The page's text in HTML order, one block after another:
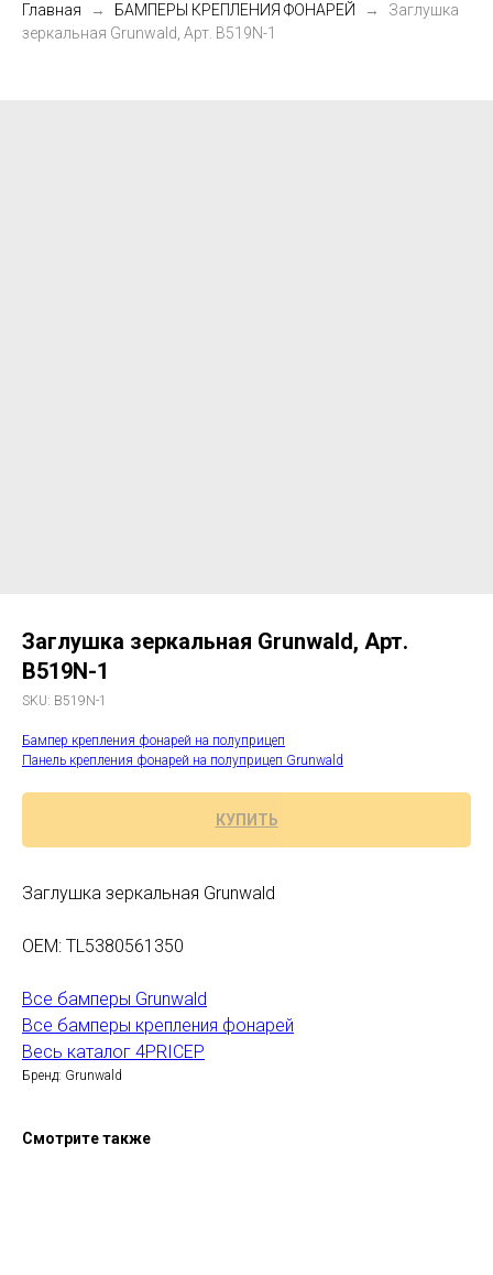
Главная БАМПЕРЫ КРЕПЛЕНИЯ ФОНАРЕЙ
Заглушка
зеркальная Grunwald, Арт. B519N-1
Заглушка зеркальная Grunwald, Арт.
B519N-1
SKU: B519N-1
Бампер крепления фонарей на полуприцеп
Панель крепления фонарей на полуприцеп Grunwald
КУПИТЬ
Заглушка зеркальная Grunwald
OEM: TL5380561350
Все бамперы Grunwald
Все бамперы крепления фонарей
Весь каталог 4PRICEP
Бренд: Grunwald
Смотрите также